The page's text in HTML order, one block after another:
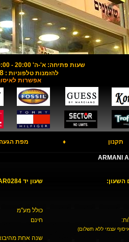
שעות פתיחה: א'-ה' 20:00 - 10:00, יום ו' 14:00 - 10:00
להזמנות טלפוניות :
אפשרות
תקנון ♦ מפת
השעון:
שעון יד ARMANI AR0284
כולל מע"מ
חינם
עצמי ללא תשלום)
שנה אחת